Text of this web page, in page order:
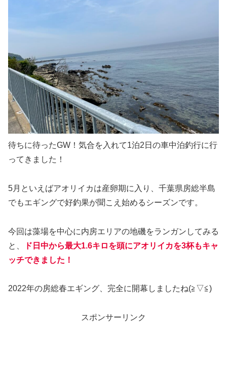
待ちに待ったGW！気合を入れて1泊2日の車中泊釣行に行
ってきました！
5月といえばアオリイカは産卵期に入り、千葉県房総半島
でもエギングで好釣果が聞こえ始めるシーズンです。
今回は藻場を中心に内房エリアの地磯をランガンしてみる
と、
ド日中から最大1.6キロを頭にアオリイカを3杯もキャ
ッチできました！
2022年の房総春エギング、完全に開幕しましたね(≧▽≦)
スポンサーリンク